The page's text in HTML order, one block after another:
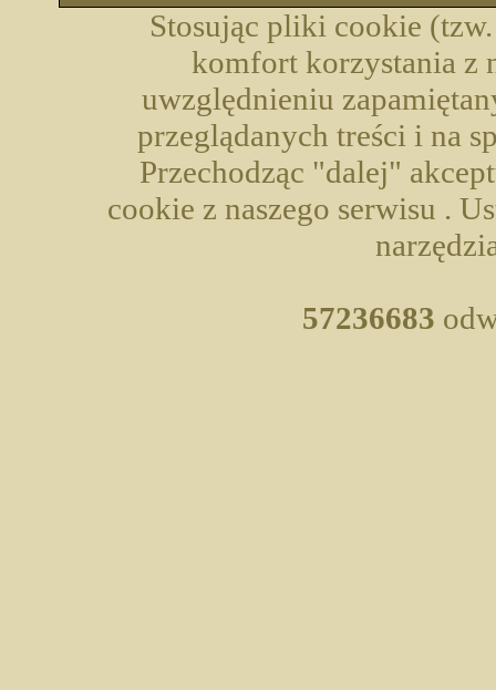
Stosując pliki cookie
komfort korzystania z
uwzględnieniu
przeglądanych treści i na
Przechodząc "dalej"
cookie z naszego serwisu .
57236683